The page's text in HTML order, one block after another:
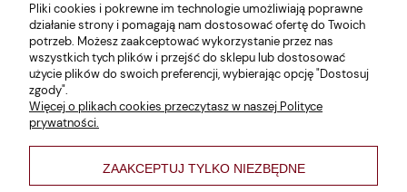
Dane firmy
Jak szukać?
Polityka prywatności
Regulamin
Poltyka cookies
varsaviana
Pliki cookies i pokrewne im technologie umożliwiają poprawne
działanie strony i pomagają nam dostosować ofertę do Twoich
potrzeb. Możesz zaakceptować wykorzystanie przez nas
wszystkich tych plików i przejść do sklepu lub dostosować
użycie plików do swoich preferencji, wybierając opcję "Dostosuj
zgody".
Więcej o plikach cookies przeczytasz w naszej Polityce
prywatności.
ZAAKCEPTUJ TYLKO NIEZBĘDNE